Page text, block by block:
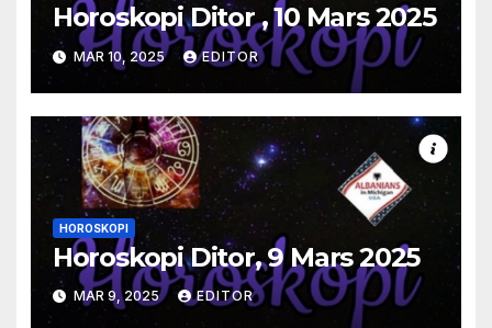
Horoskopi Ditor , 10 Mars 2025
MAR 10, 2025 EDITOR
HOROSKOPI
Horoskopi Ditor, 9 Mars 2025
MAR 9, 2025 EDITOR